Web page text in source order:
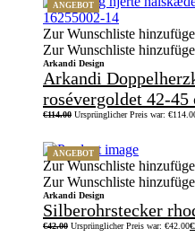
ANGEBOT
Zur Wunschliste
Zur Wunschliste
Arkandi Design
Arkandi
rosévergoldet 42-45
€114.00 Ursprünglicher Preis war:
ANGEBOT
Zur Wunschliste
Zur Wunschliste
Arkandi Design
Silberohrstecker
€42.00 Ursprünglicher Preis war: €42.00€